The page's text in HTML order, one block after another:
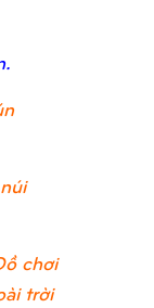
chơi
trời